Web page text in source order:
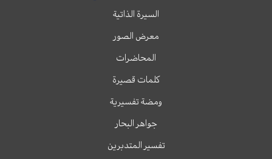
السيرة الذاتية
معرض الصور
المحاضرات
كلمات قصيرة
ومضة تفسيرية
جواهر البحار
تفسير المتدبرين